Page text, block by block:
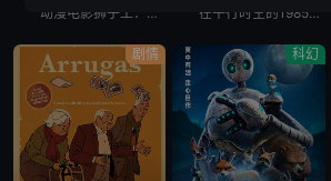
动漫电影狮子王：木法沙传奇讲述远在辛巴诞生之前，他的父亲——年轻的木法沙与亲如兄弟的塔卡（刀疤），如何邂逅一群个性迥异的卓越伙伴，并共同踏上寻找荣耀王国的冒险征程。影片将逐一揭开两位狮兄弟与睿智的 在平行时空的1985年，效力政府的超级英雄“笑匠”爱德华·布莱克被人杀害。四处逃亡的“罗夏”的沃尔特·科瓦奇意识到有人正向曾经的超级英雄痛下杀手，而这背后隐藏着更大的阴谋……
剧情 科幻